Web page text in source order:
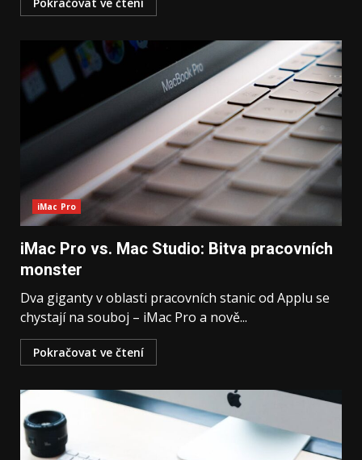
iMac Pro
iMac Pro vs. Mac Studio: Bitva pracovních
monster
Dva giganty v oblasti pracovních stanic od Applu se
chystají na souboj – iMac Pro a nově...
Pokračovat ve čtení